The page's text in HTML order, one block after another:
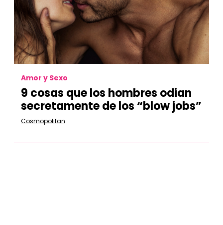
Amor y Sexo
9 cosas que los hombres odian
secretamente de los “blow jobs”
Cosmopolitan